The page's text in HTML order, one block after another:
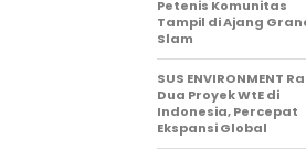
Petenis Komunitas
Tampil di Ajang
Slam
SUS ENVIRONMENT
Dua Proyek WtE di
Indonesia, Percepat
Ekspansi Global